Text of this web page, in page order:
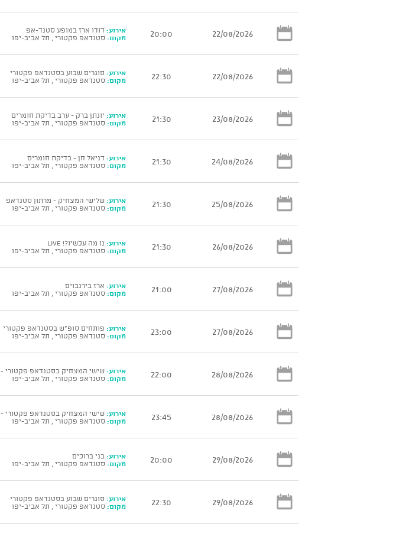
22/08/2026
20:00 אירוע: דודו ארז במופע סטנד-אפ
מקום: סטנדאפ פקטורי , תל אביב-יפו
22/08/2026
22:30 אירוע: סוגרים שבוע בסטנדאפ פקטורי
מקום: סטנדאפ פקטורי , תל אביב-יפו
23/08/2026
21:30 אירוע: יונתן ברק - ערב בדיקת חומרים
מקום: סטנדאפ פקטורי , תל אביב-יפו
24/08/2026
21:30 אירוע: דניאל חן - בדיקת חומרים
מקום: סטנדאפ פקטורי , תל אביב-יפו
25/08/2026
21:30 אירוע: שלישי המצחיק - מרתון סטנדאפ
מקום: סטנדאפ פקטורי , תל אביב-יפו
26/08/2026
21:30 אירוע: נו מה עכשיו?! Live
מקום: סטנדאפ פקטורי , תל אביב-יפו
27/08/2026
21:00 אירוע: ארז בירנבוים
מקום: סטנדאפ פקטורי , תל אביב-יפו
27/08/2026
23:00 אירוע: פותחים סופ"ש בסטנדאפ פקטורי
מקום: סטנדאפ פקטורי , תל אביב-יפו
28/08/2026
22:00 אירוע: שישי המצחיק בסטנדאפ פקטורי - 22:00
מקום: סטנדאפ פקטורי , תל אביב-יפו
28/08/2026
23:45 אירוע: שישי המצחיק בסטנדאפ פקטורי - 00:15
מקום: סטנדאפ פקטורי , תל אביב-יפו
29/08/2026
20:00 אירוע: בני ברוכים
מקום: סטנדאפ פקטורי , תל אביב-יפו
29/08/2026
22:30 אירוע: סוגרים שבוע בסטנדאפ פקטורי
מקום: סטנדאפ פקטורי , תל אביב-יפו